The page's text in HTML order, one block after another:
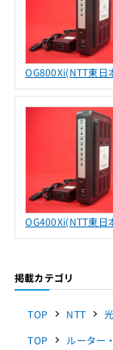
OG800Xi(NTT東日
OG400Xi(NTT東日
掲載カテゴリ
TOP NTT
TOP
ルーター